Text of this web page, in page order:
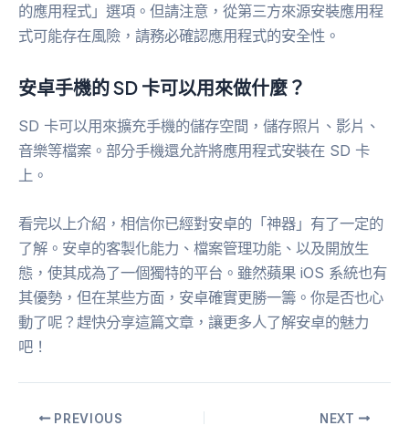
的應用程式」選項。但請注意，從第三方來源安裝應用程
式可能存在風險，請務必確認應用程式的安全性。
安卓手機的 SD 卡可以用來做什麼？
SD 卡可以用來擴充手機的儲存空間，儲存照片、影片、
音樂等檔案。部分手機還允許將應用程式安裝在 SD 卡
上。
看完以上介紹，相信你已經對安卓的「神器」有了一定的
了解。安卓的客製化能力、檔案管理功能、以及開放生
態，使其成為了一個獨特的平台。雖然蘋果 iOS 系統也有
其優勢，但在某些方面，安卓確實更勝一籌。你是否也心
動了呢？趕快分享這篇文章，讓更多人了解安卓的魅力
吧！
PREVIOUS NEXT